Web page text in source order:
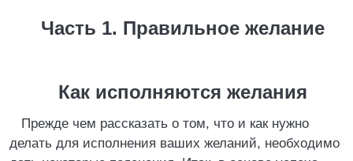
Часть 1. Правильное желание
Как исполняются желания
Прежде чем рассказать о том, что и как нужно
делать для исполнения ваших желаний, необходимо